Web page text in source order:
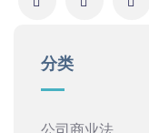
分类
公司商业法